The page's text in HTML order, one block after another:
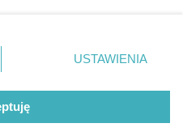
realizacji usług. Pozostając na niej,
Więcej informacji w polityce
rogu strony
. Niektóre
nie wymagają zgody
sprzeciwić się takiemu
miały zastosowania tylko
USTAWIENIA